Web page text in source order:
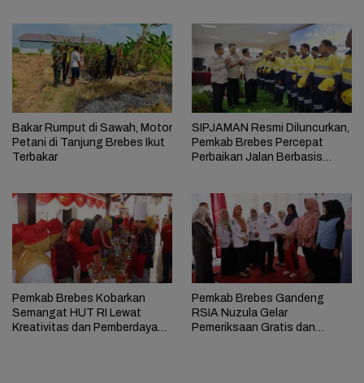
Bakar Rumput di Sawah, Motor
Petani di Tanjung Brebes Ikut
Terbakar
SIPJAMAN Resmi Diluncurkan,
Pemkab Brebes Percepat
Perbaikan Jalan Berbasis
Pemkab Brebes Kobarkan
Semangat HUT RI Lewat
Kreativitas dan Pemberdayaan
Pemkab Brebes Gandeng
RSIA Nuzula Gelar
Pemeriksaan Gratis dan